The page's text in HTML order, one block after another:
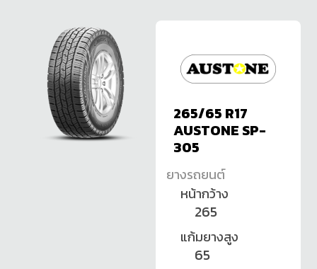
265/65 R17
AUSTONE SP-
305
ยางรถยนต์
หน้ากว้าง
265
แก้มยางสูง
65